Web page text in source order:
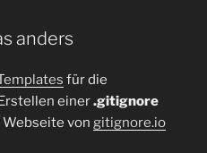
anders
für die
einer.gitignore
Webseite von gitignore.io